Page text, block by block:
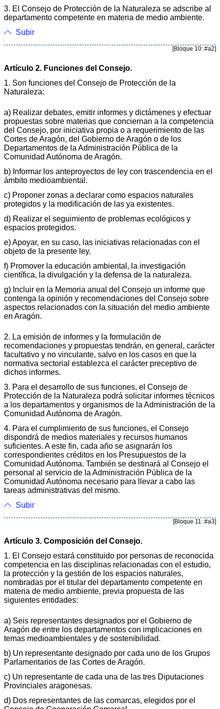
3. El Consejo de Protección de la Naturaleza se adscribe al
departamento competente en materia de medio ambiente.
Subir
[Bloque 10: #a2]
Artículo 2. Funciones del Consejo.
1. Son funciones del Consejo de Protección de la
Naturaleza:
a) Realizar debates, emitir informes y dictámenes y efectuar
propuestas sobre materias que conciernan a la competencia
del Consejo, por iniciativa propia o a requerimiento de las
Cortes de Aragón, del Gobierno de Aragón o de los
Departamentos de la Administración Pública de la
Comunidad Autónoma de Aragón.
b) Informar los anteproyectos de ley con trascendencia en el
ámbito medioambiental.
c) Proponer zonas a declarar como espacios naturales
protegidos y la modificación de las ya existentes.
d) Realizar el seguimiento de problemas ecológicos y
espacios protegidos.
e) Apoyar, en su caso, las iniciativas relacionadas con el
objeto de la presente ley.
f) Promover la educación ambiental, la investigación
científica, la divulgación y la defensa de la naturaleza.
g) Incluir en la Memoria anual del Consejo un informe que
contenga la opinión y recomendaciones del Consejo sobre
aspectos relacionados con la situación del medio ambiente
en Aragón.
2. La emisión de informes y la formulación de
recomendaciones y propuestas tendrán, en general, carácter
facultativo y no vinculante, salvo en los casos en que la
normativa sectorial establezca el carácter preceptivo de
dichos informes.
3. Para el desarrollo de sus funciones, el Consejo de
Protección de la Naturaleza podrá solicitar informes técnicos
a los departamentos y organismos de la Administración de la
Comunidad Autónoma de Aragón.
4. Para el cumplimiento de sus funciones, el Consejo
dispondrá de medios materiales y recursos humanos
suficientes. A este fin, cada año se asignarán los
correspondientes créditos en los Presupuestos de la
Comunidad Autónoma. También se destinará al Consejo el
personal al servicio de la Administración Pública de la
Comunidad Autónoma necesario para llevar a cabo las
tareas administrativas del mismo.
Subir
[Bloque 11: #a3]
Artículo 3. Composición del Consejo.
1. El Consejo estará constituido por personas de reconocida
competencia en las disciplinas relacionadas con el estudio,
la protección y la gestión de los espacios naturales,
nombradas por el titular del departamento competente en
materia de medio ambiente, previa propuesta de las
siguientes entidades:
a) Seis representantes designados por el Gobierno de
Aragón de entre los departamentos con implicaciones en
temas medioambientales y de sostenibilidad.
b) Un representante designado por cada uno de los Grupos
Parlamentarios de las Cortes de Aragón.
c) Un representante de cada una de las tres Diputaciones
Provinciales aragonesas.
d) Dos representantes de las comarcas, elegidos por el